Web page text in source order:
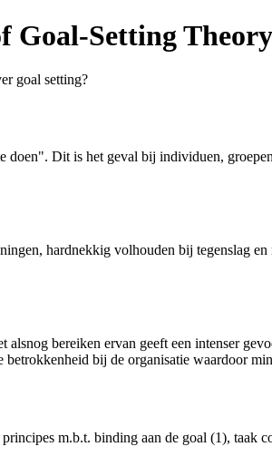
Setting
goal setting?
doen". Dit is het geval bij individuen,
hardnekkig volhouden bij tegenslag
bereiken ervan geeft een intenser
bij de organisatie waardoor
m.b.t. binding aan de goal (1), taak